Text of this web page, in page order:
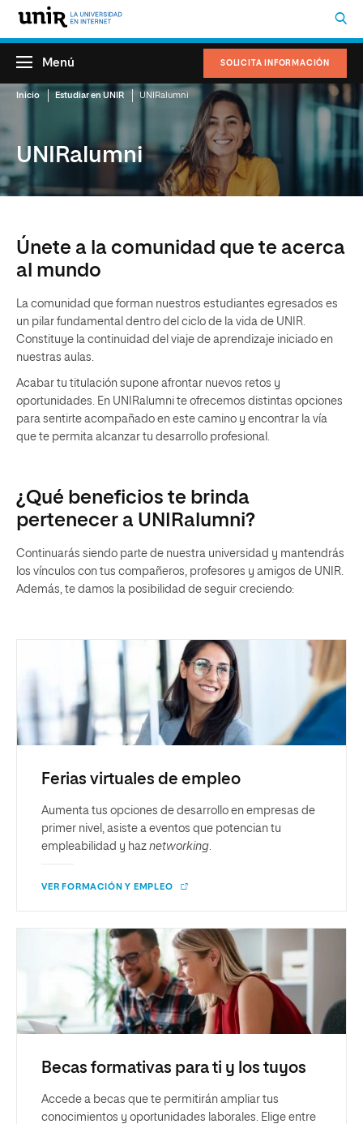
SOLICITA INFORMACIÓN
Menú
Inicio Estudiar en UNIR UNIRalumni
UNIRalumni
Únete a la comunidad que te acerca
al mundo
La comunidad que forman nuestros estudiantes egresados es
un pilar fundamental dentro del ciclo de la vida de UNIR.
Constituye la continuidad del viaje de aprendizaje iniciado en
nuestras aulas.
Acabar tu titulación supone afrontar nuevos retos y
oportunidades. En UNIRalumni te ofrecemos distintas opciones
para sentirte acompañado en este camino y encontrar la vía
que te permita alcanzar tu desarrollo profesional.
¿Qué beneficios te brinda
pertenecer a UNIRalumni?
Continuarás siendo parte de nuestra universidad y mantendrás
los vínculos con tus compañeros, profesores y amigos de UNIR.
Además, te damos la posibilidad de seguir creciendo:
Ferias virtuales de empleo
Aumenta tus opciones de desarrollo en empresas de
primer nivel, asiste a eventos que potencian tu
empleabilidad y haz networking.
VER FORMACIÓN Y EMPLEO
Becas formativas para ti y los tuyos
Accede a becas que te permitirán ampliar tus
conocimientos y oportunidades laborales. Elige entre